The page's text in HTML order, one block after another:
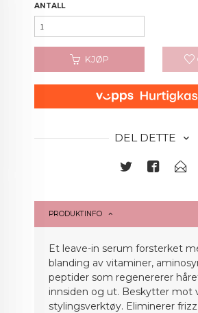
ANTALL
KJØP
DEL DETTE
PRODUKTINFO
Et leave-in serum forsterket
blanding av vitaminer,
peptider som regenererer
innsiden og ut. Beskytter mot
stylingsverktøy. Eliminerer